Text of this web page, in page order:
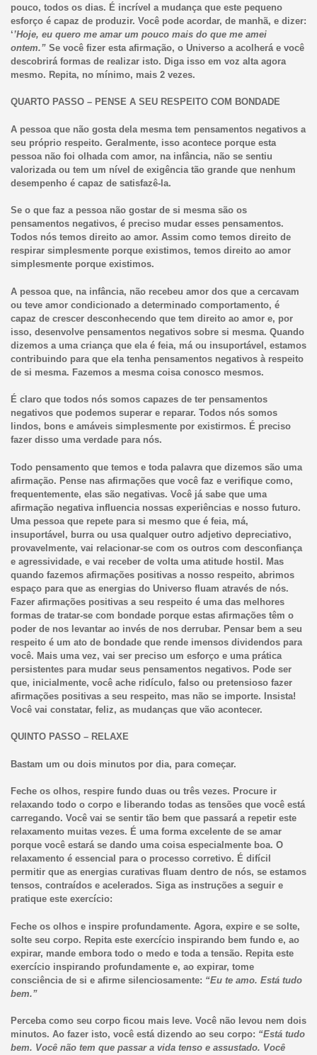
pouco, todos os dias. É incrível a mudança que este pequeno
esforço é capaz de produzir. Você pode acordar, de manhã, e dizer:
‘’Hoje, eu quero me amar um pouco mais do que me amei
ontem.” Se você fizer esta afirmação, o Universo a acolherá e você
descobrirá formas de realizar isto. Diga isso em voz alta agora
mesmo. Repita, no mínimo, mais 2 vezes.
QUARTO PASSO – PENSE A SEU RESPEITO COM BONDADE
A pessoa que não gosta dela mesma tem pensamentos negativos a
seu próprio respeito. Geralmente, isso acontece porque esta
pessoa não foi olhada com amor, na infância, não se sentiu
valorizada ou tem um nível de exigência tão grande que nenhum
desempenho é capaz de satisfazê-la.
Se o que faz a pessoa não gostar de si mesma são os
pensamentos negativos, é preciso mudar esses pensamentos.
Todos nós temos direito ao amor. Assim como temos direito de
respirar simplesmente porque existimos, temos direito ao amor
simplesmente porque existimos.
A pessoa que, na infância, não recebeu amor dos que a cercavam
ou teve amor condicionado a determinado comportamento, é
capaz de crescer desconhecendo que tem direito ao amor e, por
isso, desenvolve pensamentos negativos sobre si mesma. Quando
dizemos a uma criança que ela é feia, má ou insuportável, estamos
contribuindo para que ela tenha pensamentos negativos à respeito
de si mesma. Fazemos a mesma coisa conosco mesmos.
É claro que todos nós somos capazes de ter pensamentos
negativos que podemos superar e reparar. Todos nós somos
lindos, bons e amáveis simplesmente por existirmos. É preciso
fazer disso uma verdade para nós.
Todo pensamento que temos e toda palavra que dizemos são uma
afirmação. Pense nas afirmações que você faz e verifique como,
frequentemente, elas são negativas. Você já sabe que uma
afirmação negativa influencia nossas experiências e nosso futuro.
Uma pessoa que repete para si mesmo que é feia, má,
insuportável, burra ou usa qualquer outro adjetivo depreciativo,
provavelmente, vai relacionar-se com os outros com desconfiança
e agressividade, e vai receber de volta uma atitude hostil. Mas
quando fazemos afirmações positivas a nosso respeito, abrimos
espaço para que as energias do Universo fluam através de nós.
Fazer afirmações positivas a seu respeito é uma das melhores
formas de tratar-se com bondade porque estas afirmações têm o
poder de nos levantar ao invés de nos derrubar. Pensar bem a seu
respeito é um ato de bondade que rende imensos dividendos para
você. Mais uma vez, vai ser preciso um esforço e uma prática
persistentes para mudar seus pensamentos negativos. Pode ser
que, inicialmente, você ache ridículo, falso ou pretensioso fazer
afirmações positivas a seu respeito, mas não se importe. Insista!
Você vai constatar, feliz, as mudanças que vão acontecer.
QUINTO PASSO – RELAXE
Bastam um ou dois minutos por dia, para começar.
Feche os olhos, respire fundo duas ou três vezes. Procure ir
relaxando todo o corpo e liberando todas as tensões que você está
carregando. Você vai se sentir tão bem que passará a repetir este
relaxamento muitas vezes. É uma forma excelente de se amar
porque você estará se dando uma coisa especialmente boa. O
relaxamento é essencial para o processo corretivo. É difícil
permitir que as energias curativas fluam dentro de nós, se estamos
tensos, contraídos e acelerados. Siga as instruções a seguir e
pratique este exercício:
Feche os olhos e inspire profundamente. Agora, expire e se solte,
solte seu corpo. Repita este exercício inspirando bem fundo e, ao
expirar, mande embora todo o medo e toda a tensão. Repita este
exercício inspirando profundamente e, ao expirar, tome
consciência de si e afirme silenciosamente: “Eu te amo. Está tudo
bem.”
Perceba como seu corpo ficou mais leve. Você não levou nem dois
minutos. Ao fazer isto, você está dizendo ao seu corpo: “Está tudo
bem. Você não tem que passar a vida tenso e assustado. Você